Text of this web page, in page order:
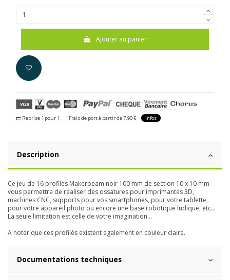
Ajouter au panier
Reprise 1 pour 1 Frais de port à partir de 7.90 € infos
Description
Ce jeu de 16 profilés Makerbeam noir 100 mm de section 10 x 10 mm
vous permettra de réaliser des ossatures pour imprimantes 3D,
machines CNC, supports pour vos smartphones, pour votre tablette,
pour votre appareil photo ou encore une base robotique ludique, etc...
La seule limitation est celle de votre imagination...
A noter que ces profilés existent également en couleur claire.
Documentations techniques